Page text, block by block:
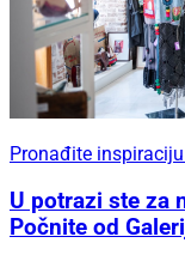
Pronađite
U potrazi ste za
Počnite od